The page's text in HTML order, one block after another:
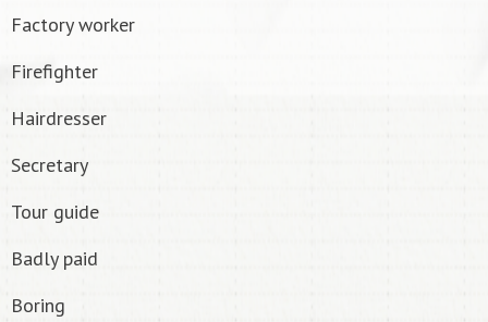
Factory worker
Firefighter
Hairdresser
Secretary
Tour guide
Badly paid
Boring